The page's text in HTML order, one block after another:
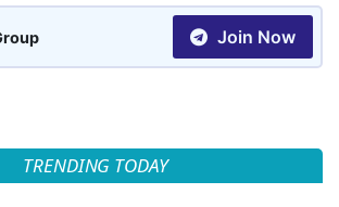
Join Now
TRENDING TODAY